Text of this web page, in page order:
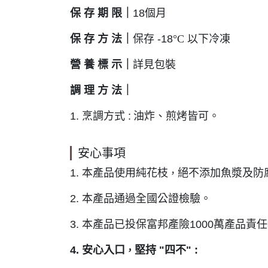
保 存 期 限 18個月
保 存 方 法 保存 -18°C 以下冷凍
營 養 標 示 詳見包裝
調 理 方 法
1. 烹調方式 : 油炸、煎烤皆可。
安心事項
1. 本產品使用純花枝 ， 絕不添加魚漿及防
2. 本產品通過全國公證檢驗。
3. 本產品已投保富邦產險1000萬產品責任
4. 安心入口 ， 堅持 "四不" :